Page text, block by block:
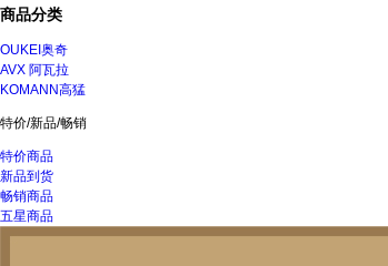
商品分类
OUKEI奥奇
AVX 阿瓦拉
KOMANN高猛
特价/新品/畅销
特价商品
新品到货
畅销商品
五星商品